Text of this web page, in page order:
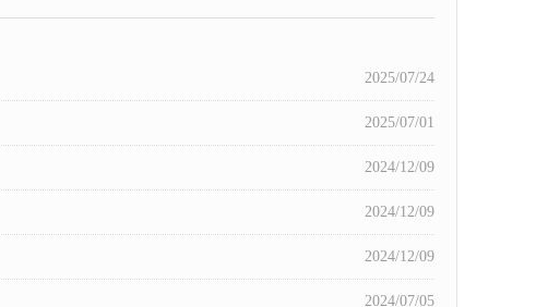
2025/07/24
2025/07/01
2024/12/09
2024/12/09
2024/12/09
2024/07/05